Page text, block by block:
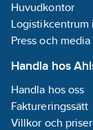
Huvudkontor
Logistikcentrum
Press och media
Handla hos
Handla hos oss
Faktureringssätt
Villkor och priser